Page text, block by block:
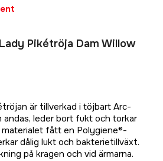
Pikétröja Dam Willow
är tillverkad i töjbart Arc-
leder bort fukt och torkar
fått en Polygiene®-
dålig lukt och bakterietillväxt.
på kragen och vid ärmarna.